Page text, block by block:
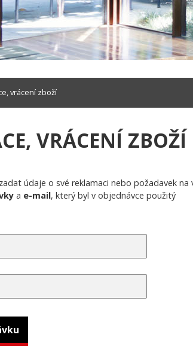
vrácení zboží
VRÁCENÍ ZBOŽÍ
údaje o své reklamaci nebo požadavek na
a e-mail, který byl v objednávce použitý